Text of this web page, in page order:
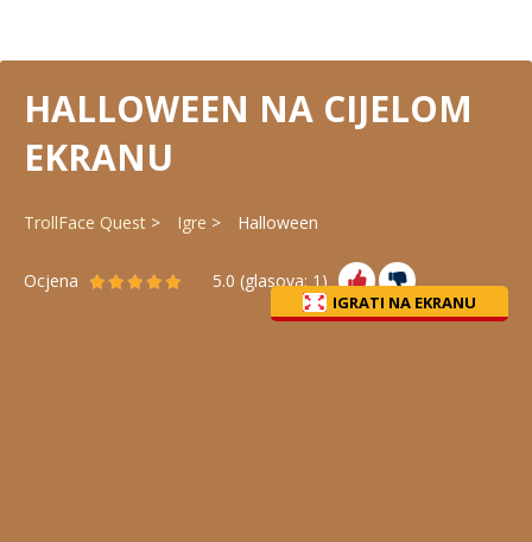
HALLOWEEN NA CIJELOM
EKRANU
TrollFace Quest Igre Halloween
Ocjena 5.0 (glasova:1)
IGRATI NA EKRANU